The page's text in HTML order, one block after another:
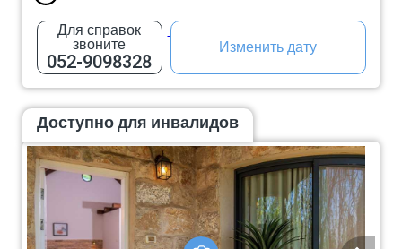
Для справок
звоните
052-9098328
Изменить дату
Доступно для инвалидов